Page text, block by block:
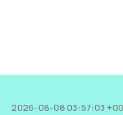
2026-08-08 03:57:03